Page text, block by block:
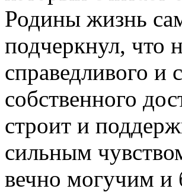
Родины жизнь
подчеркнул, что
справедливого и
собственного
строит и
сильным
вечно могучим и